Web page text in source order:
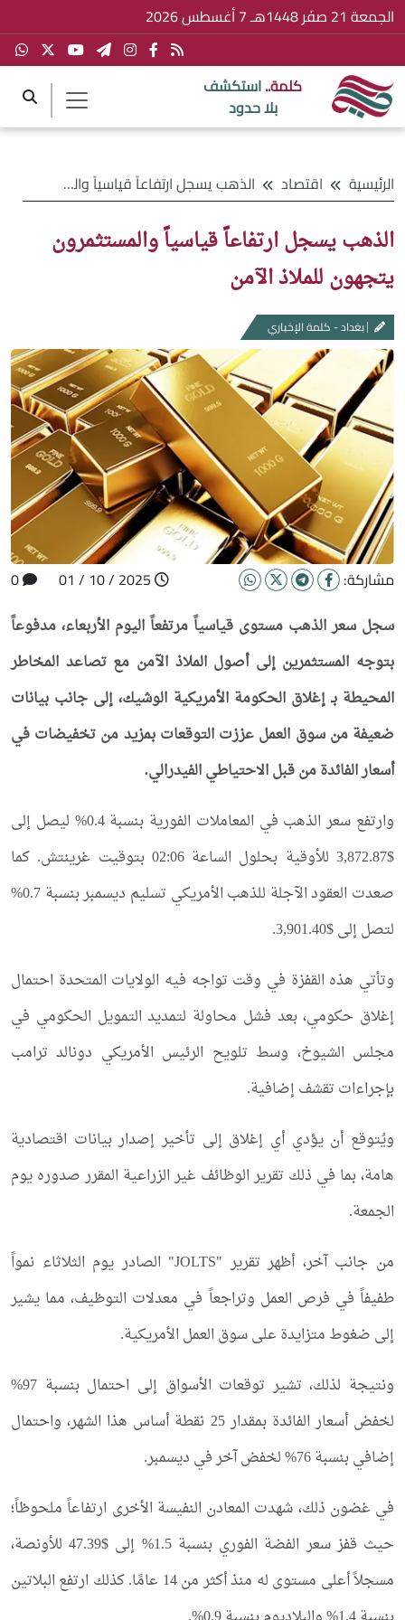
الجمعة 21 صفَر 1448هـ 7 أغسطس 2026
كلمة..استكشف
بلا حدود
الرئيسية اقتصاد الذهب يسجل ارتفاعاً قياسياً والمستثمرون يتجهون للملاذ الآمن
الذهب يسجل ارتفاعاً قياسياً والمستثمرون
يتجهون للملاذ الآمن
بغداد - كلمة الإخباري
مشاركة:
سجل سعر الذهب مستوى قياسياً مرتفعاً اليوم الأربعاء، مدفوعاً
بتوجه المستثمرين إلى أصول الملاذ الآمن مع تصاعد المخاطر
المحيطة بـ إغلاق الحكومة الأمريكية الوشيك، إلى جانب بيانات
ضعيفة من سوق العمل عززت التوقعات بمزيد من تخفيضات في
أسعار الفائدة من قبل الاحتياطي الفيدرالي.
وارتفع سعر الذهب في المعاملات الفورية بنسبة 0.4% ليصل إلى
$3,872.87 للأوقية بحلول الساعة 02:06 بتوقيت غرينتش. كما
صعدت العقود الآجلة للذهب الأمريكي تسليم ديسمبر بنسبة 0.7%
لتصل إلى $3,901.40.
وتأتي هذه القفزة في وقت تواجه فيه الولايات المتحدة احتمال
إغلاق حكومي، بعد فشل محاولة لتمديد التمويل الحكومي في
مجلس الشيوخ، وسط تلويح الرئيس الأمريكي دونالد ترامب
بإجراءات تقشف إضافية.
ويُتوقع أن يؤدي أي إغلاق إلى تأخير إصدار بيانات اقتصادية
هامة، بما في ذلك تقرير الوظائف غير الزراعية المقرر صدوره يوم
الجمعة.
من جانب آخر، أظهر تقرير "JOLTS" الصادر يوم الثلاثاء نمواً
طفيفاً في فرص العمل وتراجعاً في معدلات التوظيف، مما يشير
إلى ضغوط متزايدة على سوق العمل الأمريكية.
ونتيجة لذلك، تشير توقعات الأسواق إلى احتمال بنسبة 97%
لخفض أسعار الفائدة بمقدار 25 نقطة أساس هذا الشهر، واحتمال
إضافي بنسبة 76% لخفض آخر في ديسمبر.
في غضون ذلك، شهدت المعادن النفيسة الأخرى ارتفاعاً ملحوظاً؛
حيث قفز سعر الفضة الفوري بنسبة 1.5% إلى $47.39 للأونصة،
مسجلاً أعلى مستوى له منذ أكثر من 14 عامًا. كذلك ارتفع البلاتين